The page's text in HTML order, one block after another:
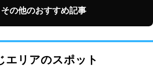
その他のおすすめ記事
エリアのスポット